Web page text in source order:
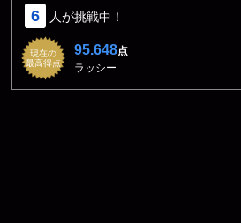
6 人が挑戦中！
現在の
最高得点
95.648点
ラッシー